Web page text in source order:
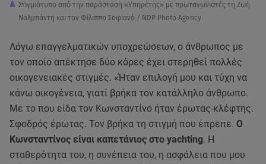
Στιγμιότυπο από την παράσταση «Υπηρέτης» με πρωταγωνιστές τη Ζωή
Ναλμπάντη και τον Φίλιππο Σοφιανό / NDP Photo Agency
Λόγω επαγγελματικών υποχρεώσεων, ο άνθρωπος με
τον οποίο απέκτησε δύο κόρες έχει στερηθεί πολλές
οικογενειακές στιγμές. «Ήταν επιλογή μου και τύχη να
κάνω οικογένεια, γιατί βρήκα τον κατάλληλο άνθρωπο.
Με το που είδα τον Κωνσταντίνο ήταν έρωτας-κλέφτης.
Σφοδρός έρωτας. Τον βρήκα τη στιγμή που έπρεπε. Ο
Κωνσταντίνος είναι καπετάνιος στο yachting. Η
σταθερότητα του, η συνέπεια του, η ασφάλεια που μου